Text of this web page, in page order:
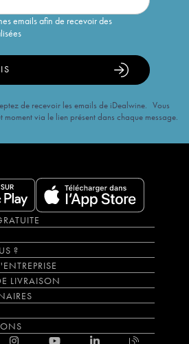
emails afin de recevoir des
de recevoir les emails de iDealwine. Vous
via le lien présent dans chaque message.
?
LIVRAISON